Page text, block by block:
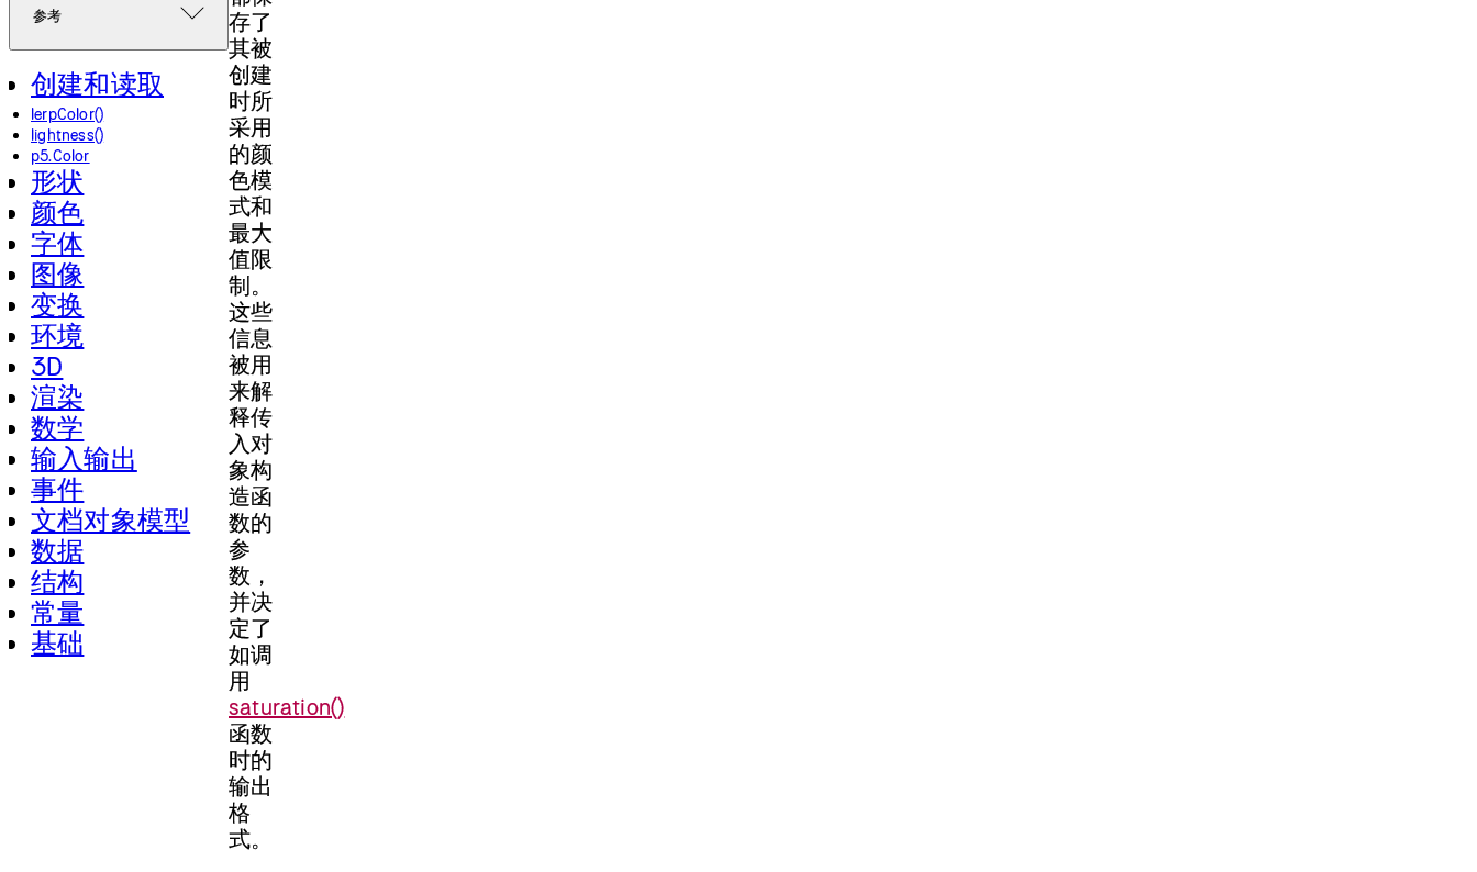
参考
创建和读取
lerpColor()
lightness()
p5.Color
形状
颜色
字体
图像
变换
环境
3D
渲染
数学
输入输出
事件
文档对象模型
数据
结构
常量
基础
存了
其被
创建
时所
采用
的颜
色模
式和
最大
值限
制。
这些
信息
被用
来解
释传
入对
象构
造函
数的
参
数，
并决
定了
如调
用
saturation()
函数
时的
输出
格
式。